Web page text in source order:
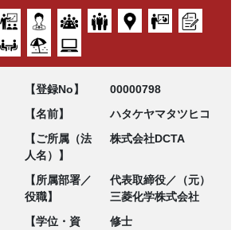
【登録No】
00000798
【名前】
ハタケヤマタツヒコ
【ご所属（法
人名）】
株式会社DCTA
【所属部署／
役職】
代表取締役／（元）
三菱化学株式会社
【学位・資
修士